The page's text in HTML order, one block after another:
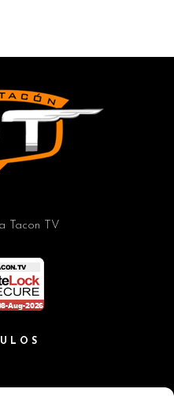
Tacon TV